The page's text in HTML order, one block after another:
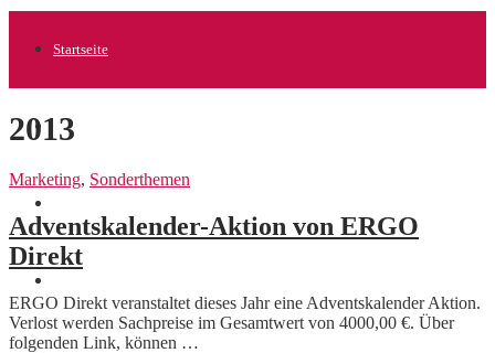
Startseite
Allgemein
2013
Marketing, Sonderthemen
Adventskalender-Aktion von ERGO
Direkt
ERGO Direkt veranstaltet dieses Jahr eine Adventskalender Aktion.
Verlost werden Sachpreise im Gesamtwert von 4000,00 €. Über
folgenden Link, können …